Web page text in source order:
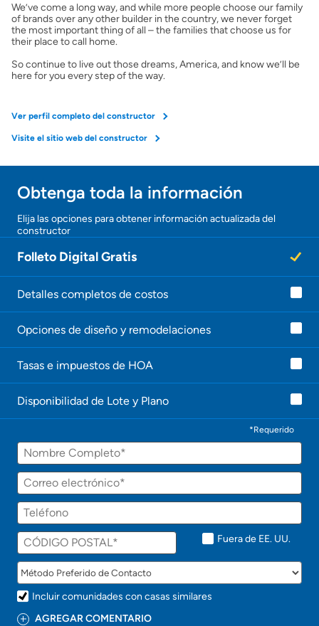
Obtener ofertas por mi casa
We’ve come a long way, and while more people choose our family
of brands over any other builder in the country, we never forget
the most important thing of all – the families that choose us for
their place to call home.
So continue to live out those dreams, America, and know we’ll be
here for you every step of the way.
Ver perfil completo del constructor
Visite el sitio web del constructor
¡Gracias!
¡
n
e
e
c
t
r
á
r
n
t
!
Obtenga toda la información
Elija las opciones para obtener información actualizada del
constructor
Folleto Digital Gratis
Detalles completos de costos
Opciones de diseño y remodelaciones
Tasas e impuestos de HOA
Disponibilidad de Lote y Plano
*Requerido
Nombre
Correo
electrónico
Teléfono
Fuera de EE. UU.
Incluir comunidades con casas similares
AGREGAR COMENTARIO